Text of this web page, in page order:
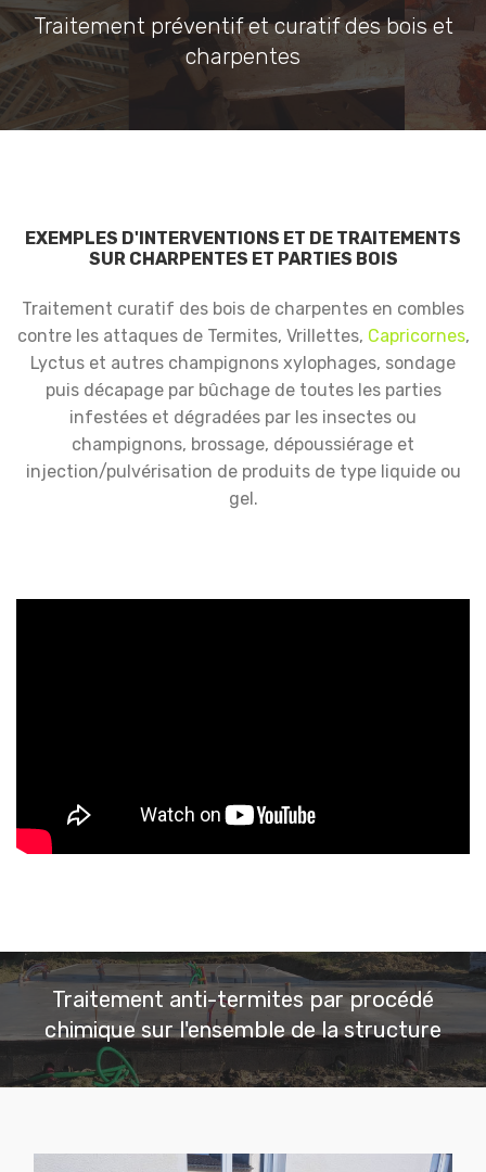
Traitement préventif et curatif des bois et
charpentes
EXEMPLES D'INTERVENTIONS ET DE TRAITEMENTS
SUR CHARPENTES ET PARTIES BOIS
Traitement curatif des bois de charpentes en combles
contre les attaques de Termites, Vrillettes, Capricornes,
Lyctus et autres champignons xylophages, sondage
puis décapage par bûchage de toutes les parties
infestées et dégradées par les insectes ou
champignons, brossage, dépoussiérage et
injection/pulvérisation de produits de type liquide ou
gel.
Traitement anti-termites par procédé
chimique sur l'ensemble de la structure